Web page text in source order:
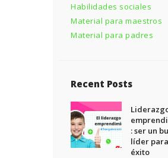
Habilidades sociales
Material para maestros
Material para padres
Recent Posts
: ser un
líder
éxito